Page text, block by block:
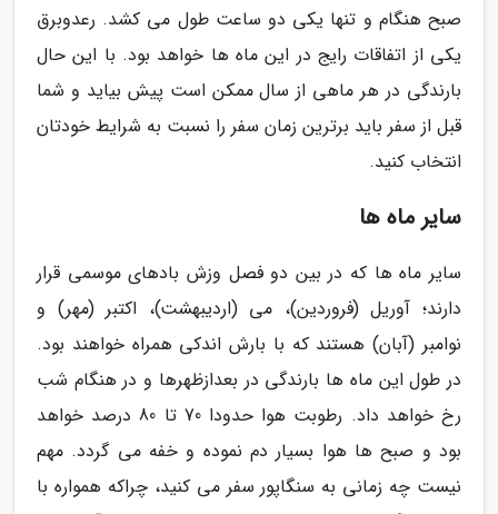
صبح هنگام و تنها یکی دو ساعت طول می کشد. رعدوبرق
یکی از اتفاقات رایج در این ماه ها خواهد بود. با این حال
بارندگی در هر ماهی از سال ممکن است پیش بیاید و شما
قبل از سفر باید برترین زمان سفر را نسبت به شرایط خودتان
انتخاب کنید.
سایر ماه ها
سایر ماه ها که در بین دو فصل وزش بادهای موسمی قرار
دارند؛ آوریل (فروردین)، می (اردیبهشت)، اکتبر (مهر) و
نوامبر (آبان) هستند که با بارش اندکی همراه خواهند بود.
در طول این ماه ها بارندگی در بعدازظهرها و در هنگام شب
رخ خواهد داد. رطوبت هوا حدودا 70 تا 80 درصد خواهد
بود و صبح ها هوا بسیار دم نموده و خفه می گردد. مهم
نیست چه زمانی به سنگاپور سفر می کنید، چراکه همواره با